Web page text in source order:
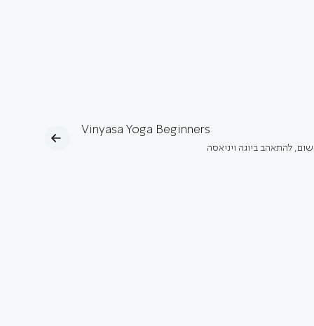
Vinyasa Yoga Beginners
להתאהב ביוגה ויניאסה